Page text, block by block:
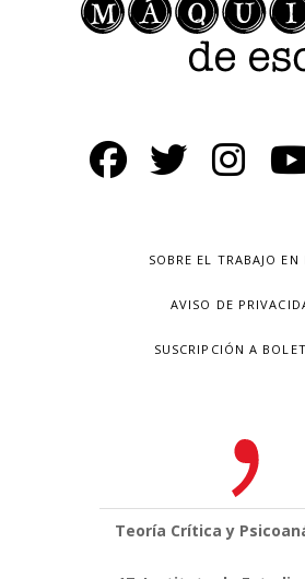
SOBRE EL TRABAJO EN
AVISO DE
SUSCRIPCIÓN A
Teoría Crítica y